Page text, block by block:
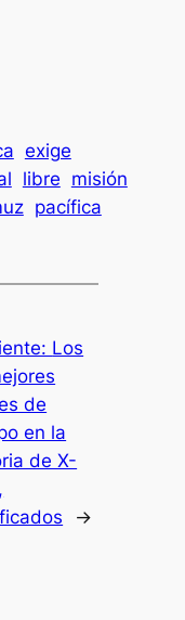
exige
libre misión
pacífica
Los
de
en la
de X-
→